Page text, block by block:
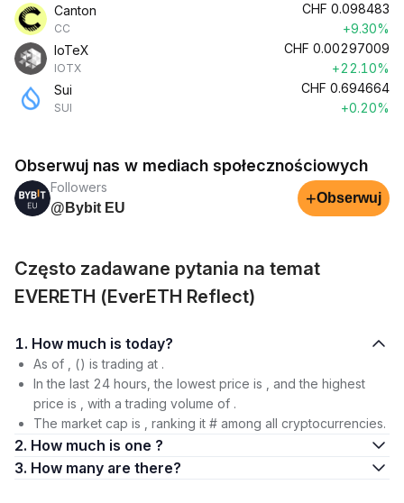
Canton
CC
CHF 0.098483
+9.30%
IoTeX
IOTX
CHF 0.00297009
+22.10%
Sui
SUI
CHF 0.694664
+0.20%
Obserwuj nas w mediach społecznościowych
Followers
@Bybit EU
+Obserwuj
Często zadawane pytania na temat
EVERETH (EverETH Reflect)
1. How much is today?
As of , () is trading at .
In the last 24 hours, the lowest price is , and the highest
price is , with a trading volume of .
The market cap is , ranking it # among all cryptocurrencies.
2. How much is one ?
3. How many are there?